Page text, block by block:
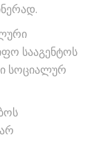
სააგენტოს
სოციალურ